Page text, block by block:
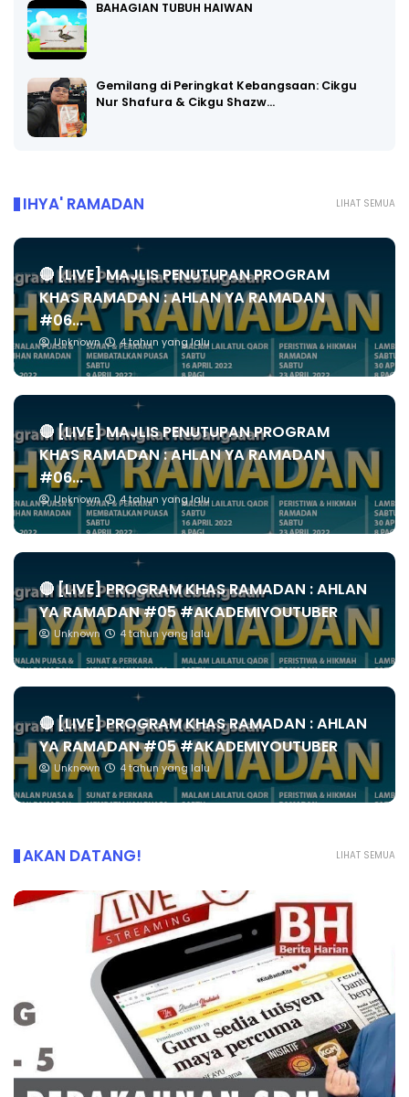
BAHAGIAN TUBUH HAIWAN
Gemilang di Peringkat Kebangsaan: Cikgu
Nur Shafura & Cikgu Shazw…
LIHAT SEMUA
IHYA' RAMADAN
🔴 [LIVE] MAJLIS PENUTUPAN PROGRAM
KHAS RAMADAN : AHLAN YA RAMADAN
#06...
Unknown 4 tahun yang lalu
🔴 [LIVE] MAJLIS PENUTUPAN PROGRAM
KHAS RAMADAN : AHLAN YA RAMADAN
#06...
Unknown 4 tahun yang lalu
🔴 [LIVE] PROGRAM KHAS RAMADAN : AHLAN
YA RAMADAN #05 #AKADEMIYOUTUBER
Unknown 4 tahun yang lalu
🔴 [LIVE] PROGRAM KHAS RAMADAN : AHLAN
YA RAMADAN #05 #AKADEMIYOUTUBER
Unknown 4 tahun yang lalu
LIHAT SEMUA
AKAN DATANG!